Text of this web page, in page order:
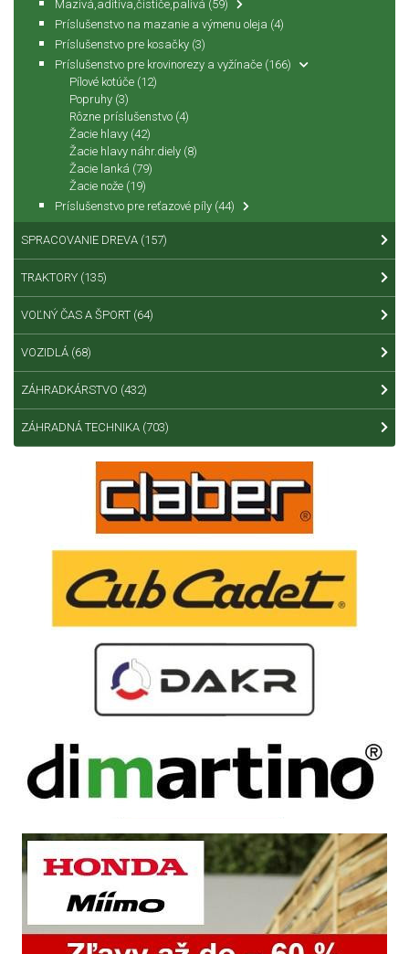
Mazivá,aditíva,čističe,palivá (59)
Príslušenstvo na mazanie a výmenu oleja (4)
Príslušenstvo pre kosačky (3)
Príslušenstvo pre krovinorezy a vyžínače (166)
Pílové kotúče (12)
Popruhy (3)
Rôzne príslušenstvo (4)
Žacie hlavy (42)
Žacie hlavy náhr.diely (8)
Žacie lanká (79)
Žacie nože (19)
Príslušenstvo pre reťazové píly (44)
SPRACOVANIE DREVA (157)
TRAKTORY (135)
VOĽNÝ ČAS A ŠPORT (64)
VOZIDLÁ (68)
ZÁHRADKÁRSTVO (432)
ZÁHRADNÁ TECHNIKA (703)